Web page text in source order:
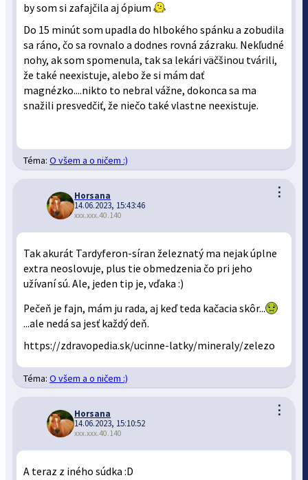
by som si zafajčila aj ópium
Do 15 minút som upadla do hlbokého spánku a zobudila
sa ráno, čo sa rovnalo a dodnes rovná zázraku. Nekľudné
nohy, ak som spomenula, tak sa lekári väčšinou tvárili,
že také neexistuje, alebo že si mám dať
magnézko....nikto to nebral vážne, dokonca sa ma
snažili presvedčiť, že niečo také vlastne neexistuje.
Téma:O všem a o ničem :)
⋮
Horsana
14.06.2023, 15:43:46
xxx.xxx.40.140
Tak akurát Tardyferon-síran železnatý ma nejak úplne
extra neoslovuje, plus tie obmedzenia čo pri jeho
užívaní sú. Ale, jeden tip je, vďaka :)
Pečeň je fajn, mám ju rada, aj keď teda kačacia skôr...
...ale nedá sa jesť každý deň.
https://zdravopedia.sk/ucinne-latky/mineraly/zelezo
Téma:O všem a o ničem :)
⋮
Horsana
14.06.2023, 15:10:52
xxx.xxx.40.140
A teraz z iného súdka :D